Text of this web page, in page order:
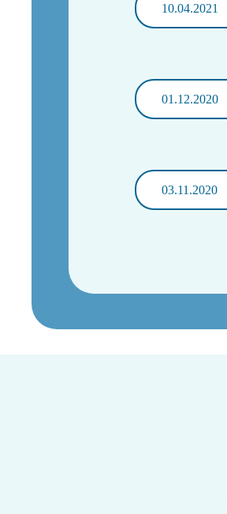
10.04.2021
01.12.2020
03.11.2020